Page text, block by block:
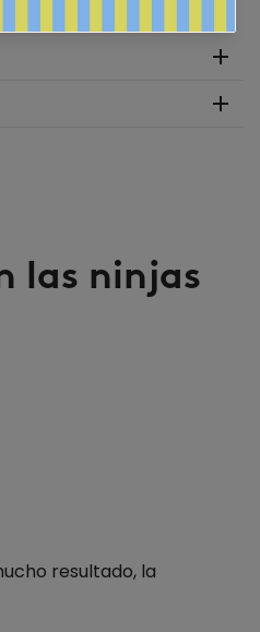
las ninjas
resultado, la